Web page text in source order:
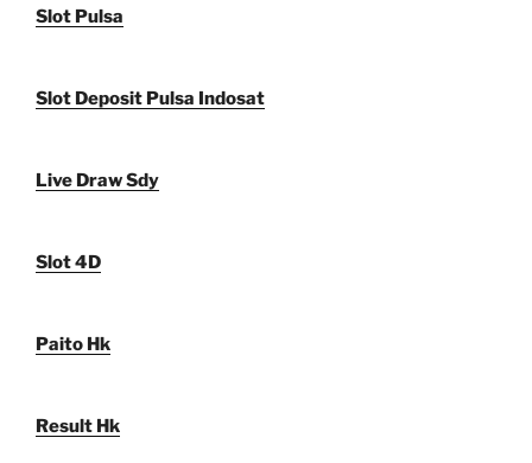
Slot Pulsa
Slot Deposit Pulsa Indosat
Live Draw Sdy
Slot 4D
Paito Hk
Result Hk